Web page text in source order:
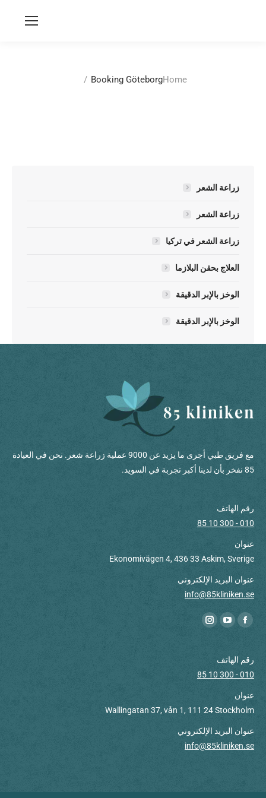
You are here:
Home
Booking Göteborg
زراعة الشعر
زراعة الشعر
زراعة الشعر في تركيا
العلاج بحقن البلازما
الوخز بالإبر الدقيقة
الوخز بالإبر الدقيقة
مع فريق طبي أجرى ما يزيد عن 9000 عملية زراعة شعر. نحن في العيادة
85 نفخر بأن لدينا أكبر تجربة في السويد.
رقم الهاتف
010 - 300 10 85
عنوان
Ekonomivägen 4, 436 33 Askim, Sverige
عنوان البريد الإلكتروني
info@85kliniken.se
Find us on:
Facebook
opens
in
window
YouTube
opens
in
Instagram
in
رقم الهاتف
010 - 300 10 85
عنوان
Wallingatan 37, vån 1, 111 24 Stockholm
عنوان البريد الإلكتروني
info@85kliniken.se